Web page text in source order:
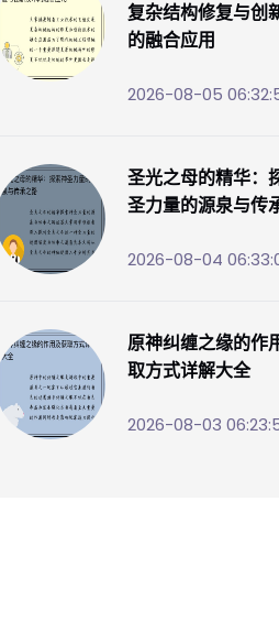
复杂结构修复与创
的融合应用
2026-08-05
圣光之母的精华：
圣力量的源泉与传
2026-08-04
原神纠缠之缘的作
取方式详解大全
2026-08-03